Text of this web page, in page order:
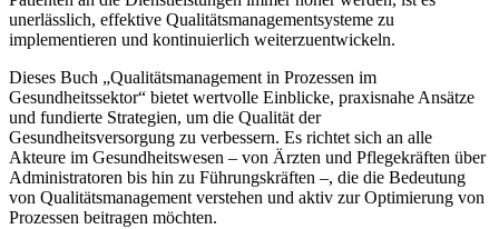
unerlässlich, effektive Qualitätsmanagementsysteme zu
implementieren und kontinuierlich weiterzuentwickeln.
Dieses Buch „Qualitätsmanagement in Prozessen im
Gesundheitssektor“ bietet wertvolle Einblicke, praxisnahe Ansätze
und fundierte Strategien, um die Qualität der
Gesundheitsversorgung zu verbessern. Es richtet sich an alle
Akteure im Gesundheitswesen – von Ärzten und Pflegekräften über
Administratoren bis hin zu Führungskräften –, die die Bedeutung
von Qualitätsmanagement verstehen und aktiv zur Optimierung von
Prozessen beitragen möchten.